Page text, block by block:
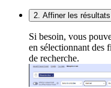
2. Affiner les
Si besoin, vous
en sélectionnant des
de recherche.